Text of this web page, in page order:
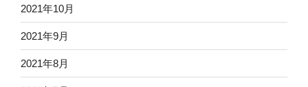
2021年10月
2021年9月
2021年8月